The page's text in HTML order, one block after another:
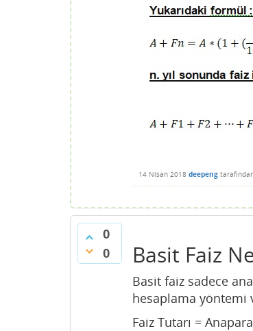
14 Nisan 2018 deepeng
0
0
Basit Faiz
Basit faiz sadece
hesaplama yöntemi
Faiz Tutarı =